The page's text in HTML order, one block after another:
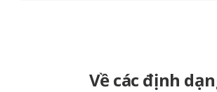
Về các định